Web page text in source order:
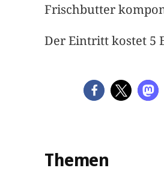
Frischbutter
Der Eintritt kostet 5
Themen